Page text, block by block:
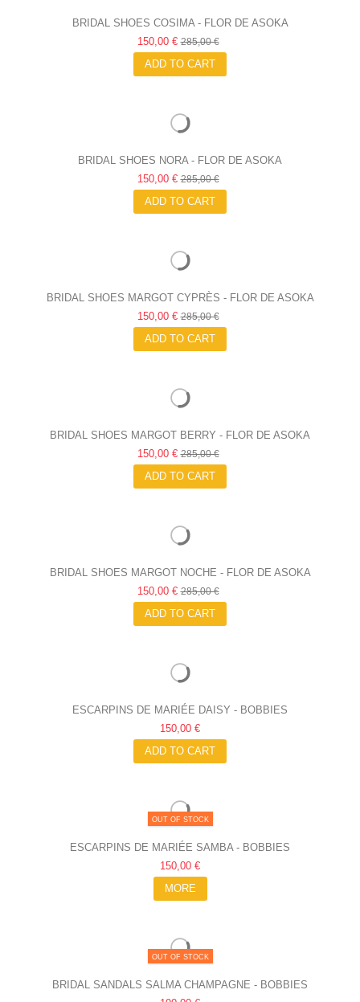
BRIDAL SHOES COSIMA - FLOR DE ASOKA
150,00 €285,00 €
ADD TO CART
BRIDAL SHOES NORA - FLOR DE ASOKA
150,00 €285,00 €
ADD TO CART
BRIDAL SHOES MARGOT CYPRÈS - FLOR DE ASOKA
150,00 €285,00 €
ADD TO CART
BRIDAL SHOES MARGOT BERRY - FLOR DE ASOKA
150,00 €285,00 €
ADD TO CART
BRIDAL SHOES MARGOT NOCHE - FLOR DE ASOKA
150,00 €285,00 €
ADD TO CART
ESCARPINS DE MARIÉE DAISY - BOBBIES
150,00 €
ADD TO CART
OUT OF STOCK
ESCARPINS DE MARIÉE SAMBA - BOBBIES
150,00 €
MORE
OUT OF STOCK
BRIDAL SANDALS SALMA CHAMPAGNE - BOBBIES